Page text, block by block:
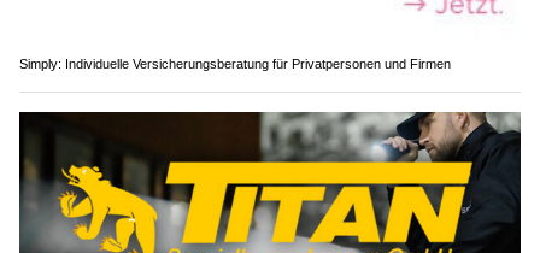
Simply: Individuelle Versicherungsberatung für Privatpersonen und Firmen